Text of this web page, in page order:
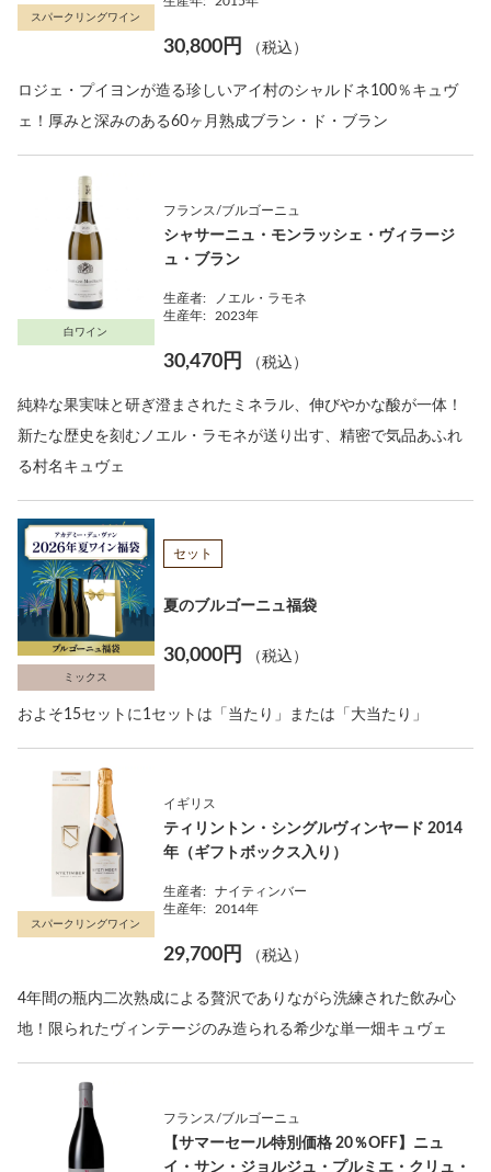
スパークリングワイン
30,800円 （税込）
ロジェ・プイヨンが造る珍しいアイ村のシャルドネ100％キュヴ
ェ！厚みと深みのある60ヶ月熟成ブラン・ド・ブラン
白ワイン
フランス/ブルゴーニュ
シャサーニュ・モンラッシェ・ヴィラージ
ュ・ブラン
生産者:
ノエル・ラモネ
生産年:
2023年
30,470円 （税込）
純粋な果実味と研ぎ澄まされたミネラル、伸びやかな酸が一体！
新たな歴史を刻むノエル・ラモネが送り出す、精密で気品あふれ
る村名キュヴェ
ミックス
セット
夏のブルゴーニュ福袋
30,000円 （税込）
およそ15セットに1セットは「当たり」または「大当たり」
スパークリングワイン
イギリス
ティリントン・シングルヴィンヤード 2014
年（ギフトボックス入り）
生産者:
ナイティンバー
生産年:
2014年
29,700円 （税込）
4年間の瓶内二次熟成による贅沢でありながら洗練された飲み心
地！限られたヴィンテージのみ造られる希少な単一畑キュヴェ
フランス/ブルゴーニュ
【サマーセール特別価格 20％OFF】ニュ
イ・サン・ジョルジュ・プルミエ・クリュ・